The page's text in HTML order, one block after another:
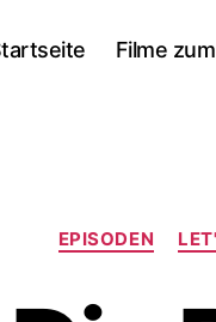
Filme
EPISODEN